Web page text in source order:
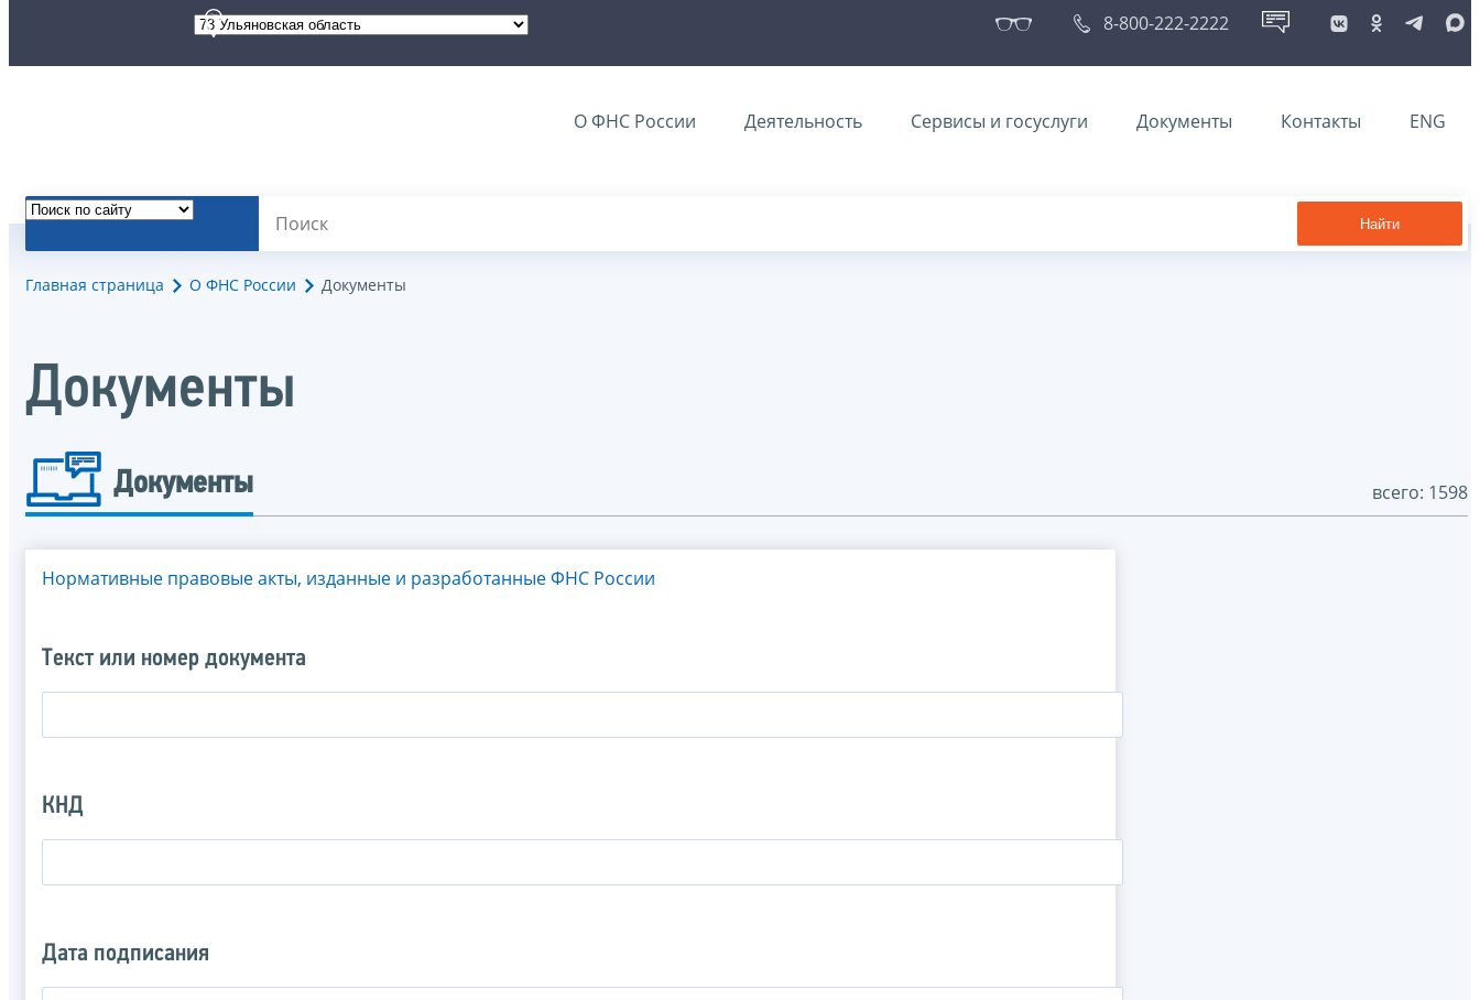
8-800-222-2222
О ФНС России Деятельность Сервисы и госуслуги Документы Контакты ENG
Найти
Главная страница О ФНС России Документы
Документы
Документы всего: 1598
Нормативные правовые акты, изданные и разработанные ФНС России
Текст или номер документа
КНД
Дата подписания